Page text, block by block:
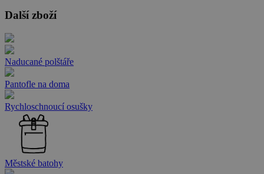
Další zboží
Naducané polštáře
Pantofle na doma
Rychloschnoucí osušky
Městské batohy